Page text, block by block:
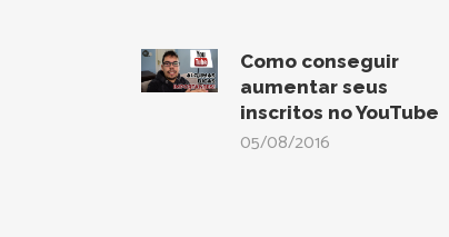
Como conseguir
aumentar seus
inscritos no YouTube
05/08/2016